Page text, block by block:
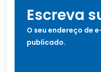
Escreva
O seu endereço de
publicado.